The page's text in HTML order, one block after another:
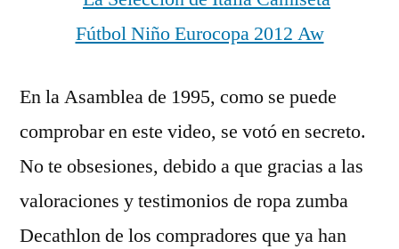
En la Asamblea de 1995, como se puede
comprobar en este video, se votó en secreto.
No te obsesiones, debido a que gracias a las
valoraciones y testimonios de ropa zumba
Decathlon de los compradores que ya han